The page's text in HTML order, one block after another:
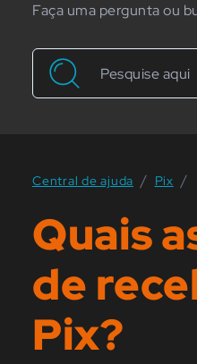
Faça uma pergunta ou
Central de ajuda / Pix /
Quais
de
Pix?